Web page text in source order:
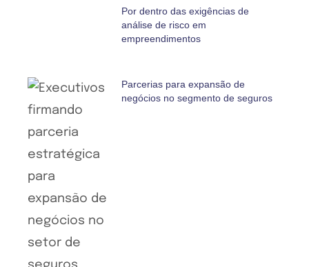
Por dentro das exigências de
análise de risco em
empreendimentos
Parcerias para expansão de
negócios no segmento de seguros